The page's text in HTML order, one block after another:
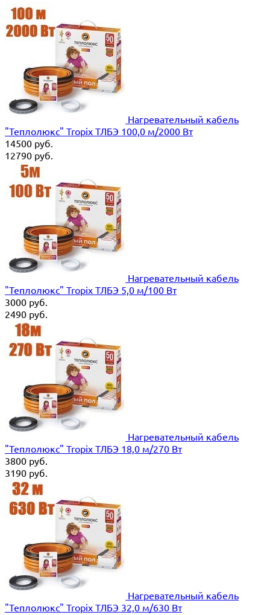
Нагревательный кабель
"Теплолюкс" Tropix ТЛБЭ 100,0 м/2000 Вт
14500 руб.
12790 руб.
Нагревательный кабель
"Теплолюкс" Tropix ТЛБЭ 5,0 м/100 Вт
3000 руб.
2490 руб.
Нагревательный кабель
"Теплолюкс" Tropix ТЛБЭ 18,0 м/270 Вт
3800 руб.
3190 руб.
Нагревательный кабель
"Теплолюкс" Tropix ТЛБЭ 32,0 м/630 Вт